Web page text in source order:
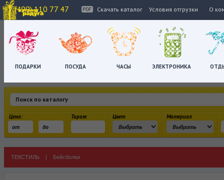
+7 (499) 110 77 47 Скачать каталог Условия отгрузки О
ПОДАРКИ ПОСУДА ЧАСЫ ЭЛЕКТРОНИКА
Цена: Тираж Цвет Материал
ТЕКСТИЛЬ | Бейсболки